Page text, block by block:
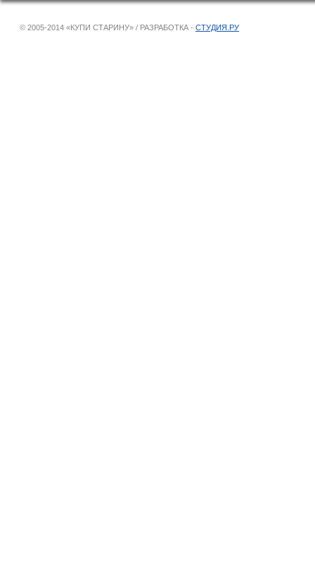
© 2005-2014 «КУПИ СТАРИНУ» / РАЗРАБОТКА - СТУДИЯ.РУ